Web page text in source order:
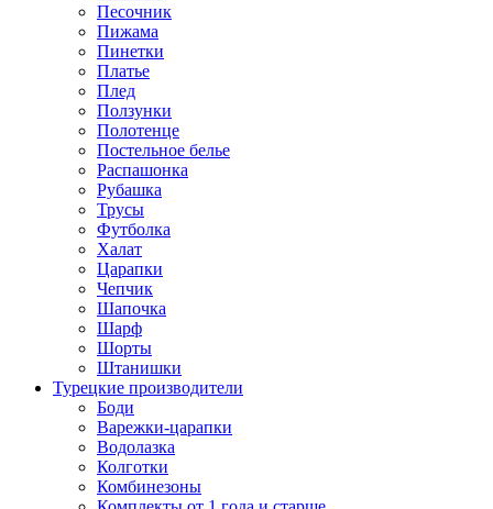
Песочник
Пижама
Пинетки
Платье
Плед
Ползунки
Полотенце
Постельное белье
Распашонка
Рубашка
Трусы
Футболка
Халат
Царапки
Чепчик
Шапочка
Шарф
Шорты
Штанишки
Турецкие производители
Боди
Варежки-царапки
Водолазка
Колготки
Комбинезоны